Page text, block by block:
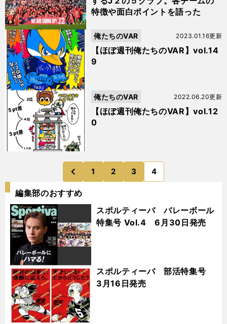
特徴や面白ポイントを語った
【ほぼ週刊俺たちのVAR】vol.14
9
2023.01.16更新
俺たちのVAR
【ほぼ週刊俺たちのVAR】vol.12
0
2022.06.20更新
俺たちのVAR
前
のページへ
1 2 3 4
編集部のおすすめ
スポルティーバ バレーボール
特集号 Vol.4 6月30日発売
スポルティーバ 部活特集号
3月16日発売